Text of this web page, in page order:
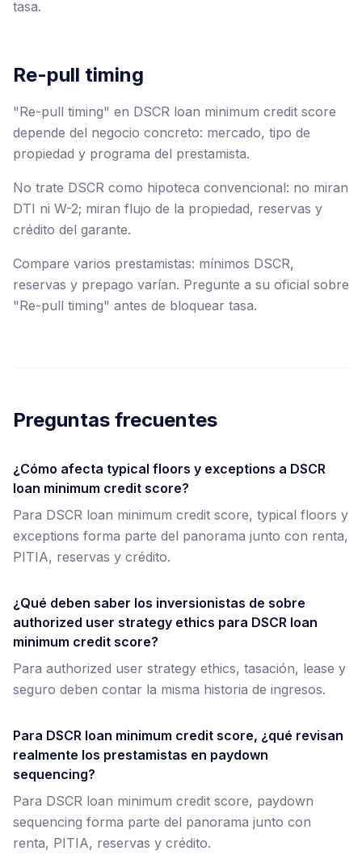
tasa.
Re-pull timing
"Re-pull timing" en DSCR loan minimum credit score
depende del negocio concreto: mercado, tipo de
propiedad y programa del prestamista.
No trate DSCR como hipoteca convencional: no miran
DTI ni W-2; miran flujo de la propiedad, reservas y
crédito del garante.
Compare varios prestamistas: mínimos DSCR,
reservas y prepago varían. Pregunte a su oficial sobre
"Re-pull timing" antes de bloquear tasa.
Preguntas frecuentes
¿Cómo afecta typical floors y exceptions a DSCR
loan minimum credit score?
Para DSCR loan minimum credit score, typical floors y
exceptions forma parte del panorama junto con renta,
PITIA, reservas y crédito.
¿Qué deben saber los inversionistas de sobre
authorized user strategy ethics para DSCR loan
minimum credit score?
Para authorized user strategy ethics, tasación, lease y
seguro deben contar la misma historia de ingresos.
Para DSCR loan minimum credit score, ¿qué revisan
realmente los prestamistas en paydown
sequencing?
Para DSCR loan minimum credit score, paydown
sequencing forma parte del panorama junto con
renta, PITIA, reservas y crédito.